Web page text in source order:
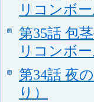
リコンボ
第35話 包
リコンボ
第34話 夜
り）